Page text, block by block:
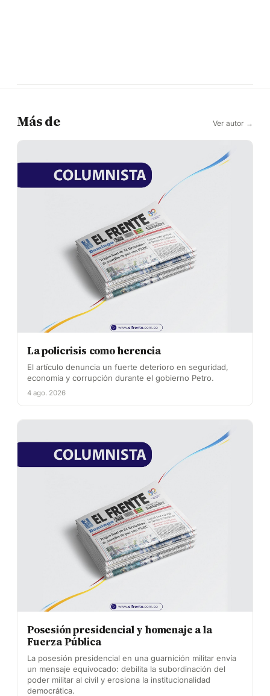
Más de Ver autor →
La policrisis como herencia
El artículo denuncia un fuerte deterioro en seguridad,
economía y corrupción durante el gobierno Petro.
4 ago. 2026
Posesión presidencial y homenaje a la
Fuerza Pública
La posesión presidencial en una guarnición militar envía
un mensaje equivocado: debilita la subordinación del
poder militar al civil y erosiona la institucionalidad
democrática.